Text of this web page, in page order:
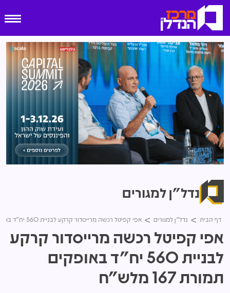
נדל"ן למגורים
דף הבית נדל"ן למגורים אפי קפיטל רכשה מרייסדור קרקע לבניית 560 יח"ד באופקים תמורת 167 מלש"ח
אפי קפיטל רכשה מרייסדור קרקע
לבניית 560 יח"ד באופקים
תמורת 167 מלש"ח